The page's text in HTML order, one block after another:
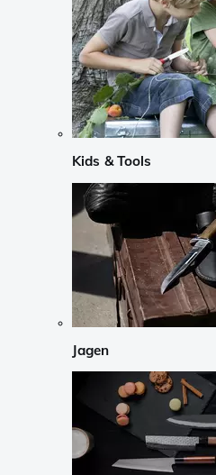
Kids & Tools
Jagen